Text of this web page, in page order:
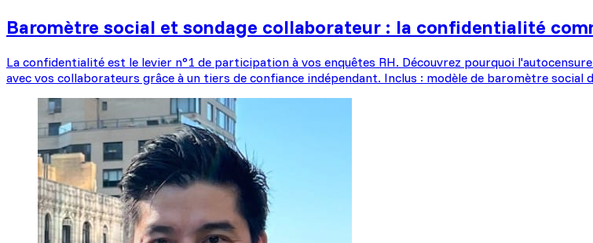
Baromètre social et sondage collaborateur : la confidentialité
La confidentialité est le levier n°1 de participation à vos enquêtes RH. Découvrez pourquoi
avec vos collaborateurs grâce à un tiers de confiance indépendant. Inclus : modèle de baromètre social